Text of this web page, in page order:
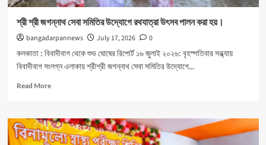
শ্রী শ্রী জগন্নাথ সেবা সমিতির উদ্যোগে রথযাত্রা উৎসব পালন করা হয়।
bangadarpannews July 17, 2026
0
কলকাতা : বিবাদীবাগ থেকে শুভ ঘোষের রিপোর্ট ১৬ জুলাই ২০২৬: বৃহস্পতিবার সন্ধ্যায়
বিবাদীবাগ সংলগ্ন এলাকায় শ্রীশ্রী জগন্নাথ সেবা সমিতির উদ্যোগে...
Read MoreRead
শ্রী
শ্রী
জগন্নাথ